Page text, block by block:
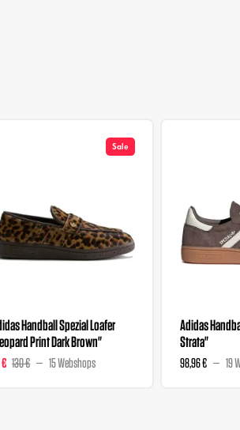
Sale
Handball Spezial Loafer
Print Dark Brown"
€ 130 € 15 Webshops
Adidas
Strata"
98,96 € 19